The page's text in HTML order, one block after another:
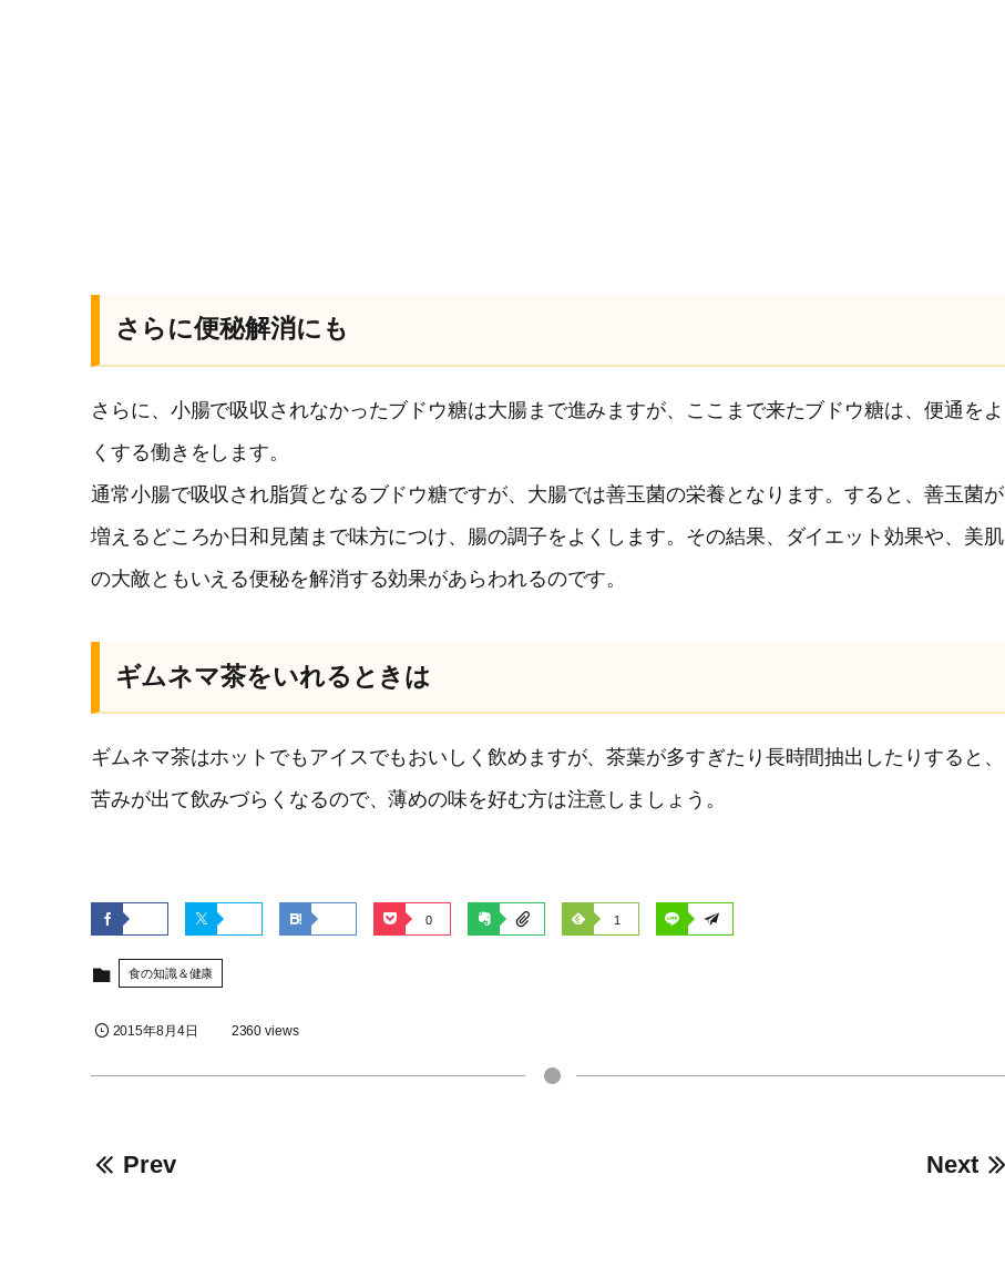
さらに便秘解消にも
さらに、小腸で吸収されなかったブドウ糖は大腸まで進みますが、ここまで来たブドウ糖は、便通をよ
くする働きをします。
通常小腸で吸収され脂質となるブドウ糖ですが、大腸では善玉菌の栄養となります。すると、善玉菌が
増えるどころか日和見菌まで味方につけ、腸の調子をよくします。その結果、ダイエット効果や、美肌
の大敵ともいえる便秘を解消する効果があらわれるのです。
ギムネマ茶をいれるときは
ギムネマ茶はホットでもアイスでもおいしく飲めますが、茶葉が多すぎたり長時間抽出したりすると、
苦みが出て飲みづらくなるので、薄めの味を好む方は注意しましょう。
0 1
食の知識＆健康
2015年8月4日 2360 views
Prev Next